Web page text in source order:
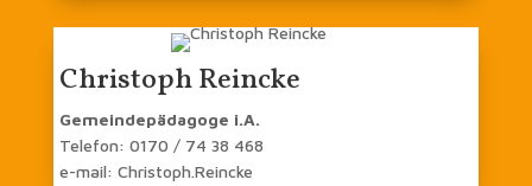
Christoph Reincke
Gemeindepädagoge i.A.
Telefon: 0170 / 74 38 468
e-mail: Christoph.Reincke